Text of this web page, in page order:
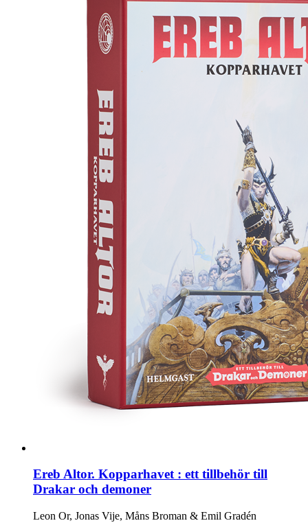
Ereb Altor. Kopparhavet : ett tillbehör till
Drakar och demoner
Leon Or, Jonas Vije, Måns Broman & Emil Gradén